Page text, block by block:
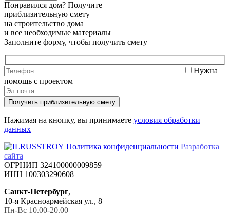
Понравился дом? Получите
приблизительную смету
на строительство дома
и все необходимые материалы
Заполните форму, чтобы получить смету
Нужна
помощь с проектом
Получить приблизительную смету
Нажимая на кнопку, вы принимаете условия обработки
данных
Политика конфиденциальности Разработка
сайта
ОГРНИП 324100000009859
ИНН 100303290608
Санкт-Петербург,
10-я Красноармейская ул., 8
Пн-Вс 10.00-20.00